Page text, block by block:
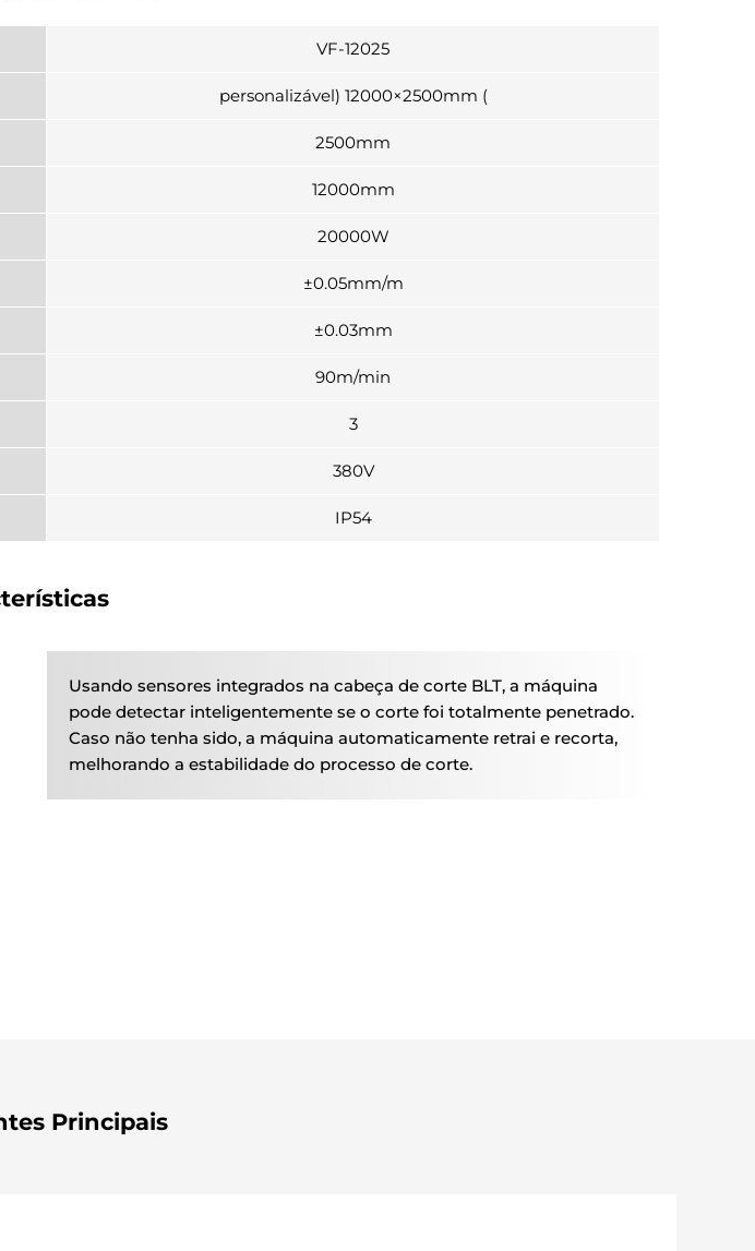
VF-12025
personalizável) 12000×2500mm (
2500mm
12000mm
20000W
±0.05mm/m
±0.03mm
90m/min
3
380V
IP54
Usando sensores integrados na cabeça de corte BLT, a máquina
pode detectar inteligentemente se o corte foi totalmente penetrado.
Caso não tenha sido, a máquina automaticamente retrai e recorta,
melhorando a estabilidade do processo de corte.
Principais